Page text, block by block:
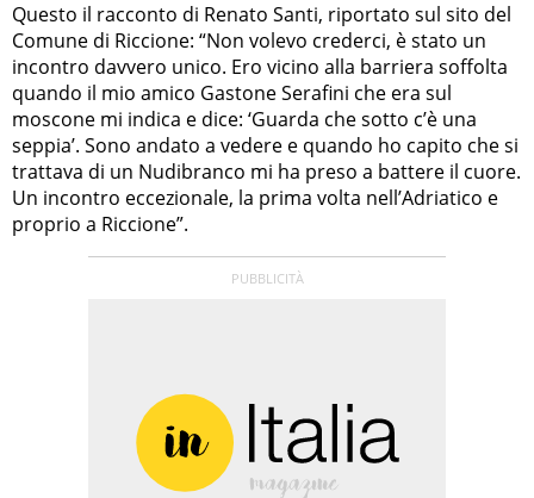
Questo il racconto di Renato Santi, riportato sul sito del
Comune di Riccione: “Non volevo crederci, è stato un
incontro davvero unico. Ero vicino alla barriera soffolta
quando il mio amico Gastone Serafini che era sul
moscone mi indica e dice: ‘Guarda che sotto c’è una
seppia’. Sono andato a vedere e quando ho capito che si
trattava di un Nudibranco mi ha preso a battere il cuore.
Un incontro eccezionale, la prima volta nell’Adriatico e
proprio a Riccione”.